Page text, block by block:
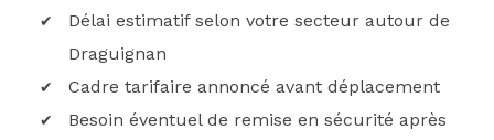
Délai estimatif selon votre secteur autour de
Draguignan
Cadre tarifaire annoncé avant déplacement
Besoin éventuel de remise en sécurité après